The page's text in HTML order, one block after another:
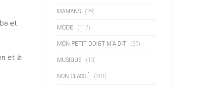
et
et là
MAMANS (29)
MODE (117)
MON PETIT DOIGT M'A DIT (37)
MUSIQUE (13)
NON CLASSÉ (201)